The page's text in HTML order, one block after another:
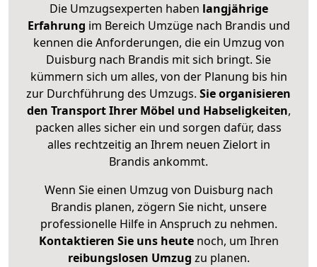
Die Umzugsexperten haben langjährige
Erfahrung im Bereich Umzüge nach Brandis und
kennen die Anforderungen, die ein Umzug von
Duisburg nach Brandis mit sich bringt. Sie
kümmern sich um alles, von der Planung bis hin
zur Durchführung des Umzugs. Sie organisieren
den Transport Ihrer Möbel und Habseligkeiten,
packen alles sicher ein und sorgen dafür, dass
alles rechtzeitig an Ihrem neuen Zielort in
Brandis ankommt.
Wenn Sie einen Umzug von Duisburg nach
Brandis planen, zögern Sie nicht, unsere
professionelle Hilfe in Anspruch zu nehmen.
Kontaktieren Sie uns heutenoch, um Ihren
reibungslosen Umzug zu planen.